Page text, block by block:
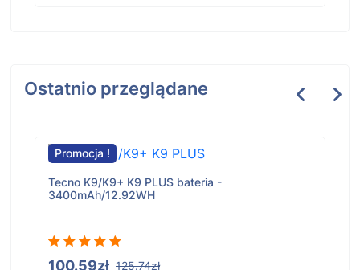
Ostatnio przeglądane
Promocja !
Tecno K9/K9+ K9 PLUS bateria -
3400mAh/12.92WH
100.59zł 125.74zł